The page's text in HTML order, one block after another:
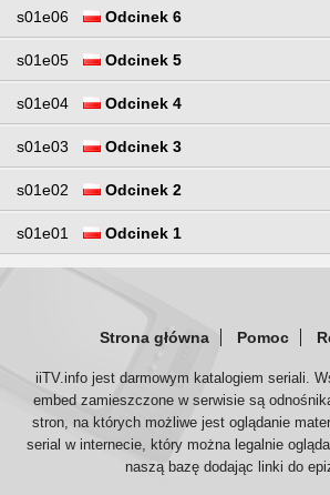
s01e06 Odcinek 6
s01e05 Odcinek 5
s01e04 Odcinek 4
s01e03 Odcinek 3
s01e02 Odcinek 2
s01e01 Odcinek 1
Strona główna Pomoc
iiTV.info jest darmowym katalogiem seriali.
embed zamieszczone w serwisie są
stron, na których możliwe jest oglądanie
serial w internecie, który można legalnie
naszą bazę dodając linki do